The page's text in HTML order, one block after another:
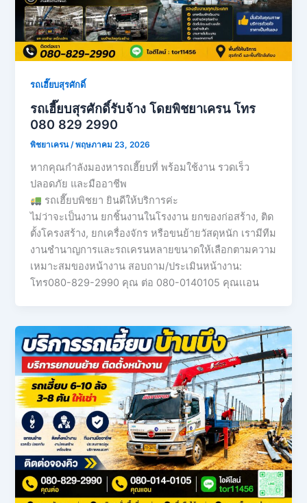
รถเฮี๊ยบสุรศักดิ์
รถเฮี๊ยบสุรศักดิ์รับจ้าง โดยพิชยาเครน โทร
080 829 2990
พิชยาเครน/พฤษภาคม 23, 2026
หากคุณกำลังมองหารถเฮี๊ยบที่ พร้อมใช้งาน รวดเร็ว
ปลอดภัย และมืออาชีพ
รถเฮี๊ยบพิชยา ยินดีให้บริการค่ะ
ไม่ว่าจะเป็นงาน ยกชิ้นงานในโรงงาน ยกของก่อสร้าง, ติด
ตั้งโครงสร้าง, ยกเครื่องจักร หรือขนย้ายวัสดุหนัก เรามีทีม
งานชำนาญการและรถเครนหลายขนาดให้เลือกตามความ
เหมาะสมของหน้างาน สอบถาม/ประเมินหน้างาน:
โทร080-829-2990 คุณ ต่อ 080-0140105 คุณเเอน